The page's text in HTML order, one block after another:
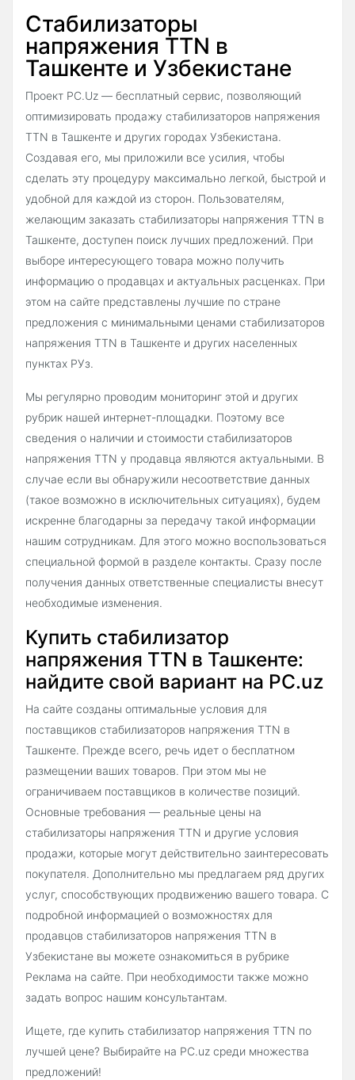
Стабилизаторы
напряжения TTN в
Ташкенте и Узбекистане
Проект PC.Uz — бесплатный сервис, позволяющий
оптимизировать продажу стабилизаторов напряжения
TTN в Ташкенте и других городах Узбекистана.
Создавая его, мы приложили все усилия, чтобы
сделать эту процедуру максимально легкой, быстрой и
удобной для каждой из сторон. Пользователям,
желающим заказать стабилизаторы напряжения TTN в
Ташкенте, доступен поиск лучших предложений. При
выборе интересующего товара можно получить
информацию о продавцах и актуальных расценках. При
этом на сайте представлены лучшие по стране
предложения с минимальными ценами стабилизаторов
напряжения TTN в Ташкенте и других населенных
пунктах РУз.
Мы регулярно проводим мониторинг этой и других
рубрик нашей интернет-площадки. Поэтому все
сведения о наличии и стоимости стабилизаторов
напряжения TTN у продавца являются актуальными. В
случае если вы обнаружили несоответствие данных
(такое возможно в исключительных ситуациях), будем
искренне благодарны за передачу такой информации
нашим сотрудникам. Для этого можно воспользоваться
специальной формой в разделе контакты. Сразу после
получения данных ответственные специалисты внесут
необходимые изменения.
Купить стабилизатор
напряжения TTN в Ташкенте:
найдите свой вариант на PC.uz
На сайте созданы оптимальные условия для
поставщиков стабилизаторов напряжения TTN в
Ташкенте. Прежде всего, речь идет о бесплатном
размещении ваших товаров. При этом мы не
ограничиваем поставщиков в количестве позиций.
Основные требования — реальные цены на
стабилизаторы напряжения TTN и другие условия
продажи, которые могут действительно заинтересовать
покупателя. Дополнительно мы предлагаем ряд других
услуг, способствующих продвижению вашего товара. С
подробной информацией о возможностях для
продавцов стабилизаторов напряжения TTN в
Узбекистане вы можете ознакомиться в рубрике
Реклама на сайте. При необходимости также можно
задать вопрос нашим консультантам.
Ищете, где купить стабилизатор напряжения TTN по
лучшей цене? Выбирайте на PC.uz среди множества
предложений!